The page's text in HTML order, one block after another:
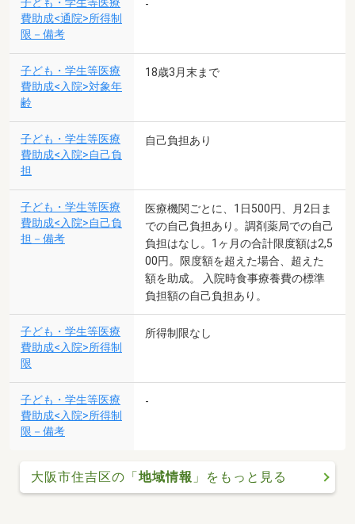
子ども・学生等医療
費助成<通院>所得制
限－備考
-
子ども・学生等医療
費助成<入院>対象年
齢
18歳3月末まで
子ども・学生等医療
費助成<入院>自己負
担
自己負担あり
子ども・学生等医療
費助成<入院>自己負
担－備考
医療機関ごとに、1日500円、月2日ま
での自己負担あり。調剤薬局での自己
負担はなし。1ヶ月の合計限度額は2,5
00円。限度額を超えた場合、超えた
額を助成。 入院時食事療養費の標準
負担額の自己負担あり。
子ども・学生等医療
費助成<入院>所得制
限
所得制限なし
子ども・学生等医療
費助成<入院>所得制
限－備考
-
大阪市住吉区の「地域情報 」をもっと見る